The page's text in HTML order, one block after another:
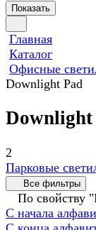
Показать
Главная
Каталог
Офисные
Downlight Pad
Downlight
2
Парковые
Все фильтры
По свойству
С начала